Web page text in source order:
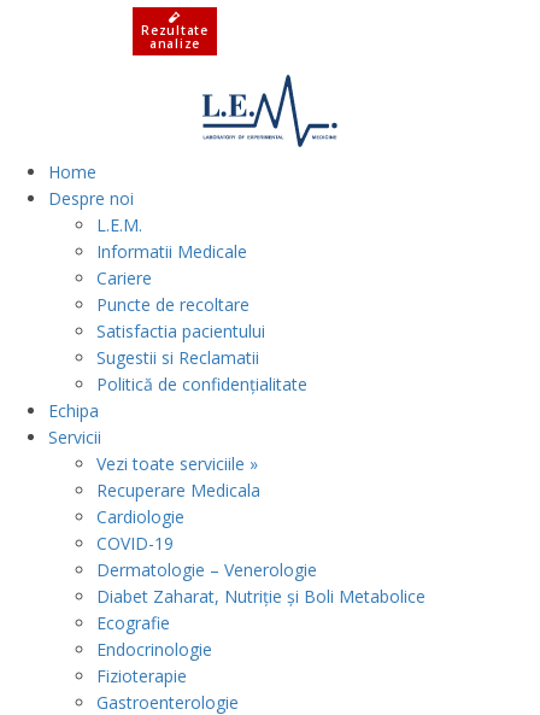
Home
Despre noi
L.E.M.
Informatii Medicale
Cariere
Puncte de recoltare
Satisfactia pacientului
Sugestii si Reclamatii
Politică de confidențialitate
Echipa
Servicii
Vezi toate serviciile »
Recuperare Medicala
Cardiologie
COVID-19
Dermatologie – Venerologie
Diabet Zaharat, Nutriție și Boli Metabolice
Ecografie
Endocrinologie
Fizioterapie
Gastroenterologie
Rezultate
analize